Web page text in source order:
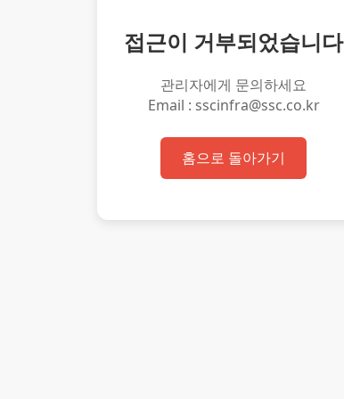
접근이 거부되었습니다
관리자에게 문의하세요
Email : sscinfra@ssc.co.kr
홈으로 돌아가기